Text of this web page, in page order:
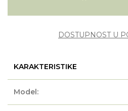
DOSTUPNOST U
KARAKTERISTIKE
Model: